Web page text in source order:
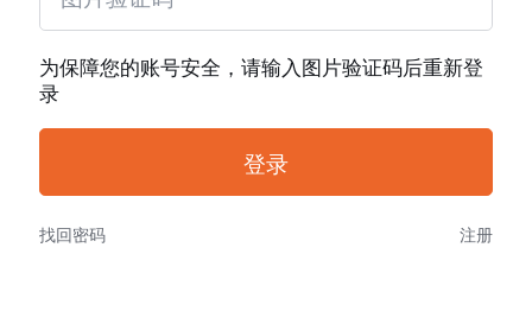
为保障您的账号安全，请输入图片验证码后重新登
录
找回密码 注册